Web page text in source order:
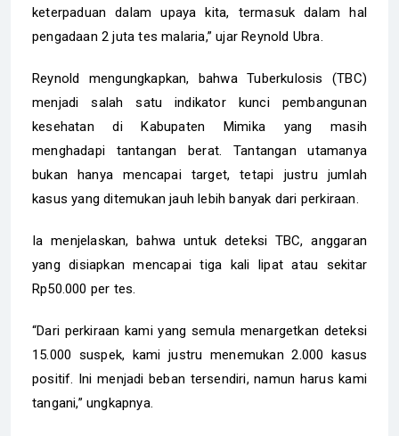
keterpaduan dalam upaya kita, termasuk dalam hal
pengadaan 2 juta tes malaria,” ujar Reynold Ubra.
Reynold mengungkapkan, bahwa Tuberkulosis (TBC)
menjadi salah satu indikator kunci pembangunan
kesehatan di Kabupaten Mimika yang masih
menghadapi tantangan berat. Tantangan utamanya
bukan hanya mencapai target, tetapi justru jumlah
kasus yang ditemukan jauh lebih banyak dari perkiraan.
Ia menjelaskan, bahwa untuk deteksi TBC, anggaran
yang disiapkan mencapai tiga kali lipat atau sekitar
Rp50.000 per tes.
“Dari perkiraan kami yang semula menargetkan deteksi
15.000 suspek, kami justru menemukan 2.000 kasus
positif. Ini menjadi beban tersendiri, namun harus kami
tangani,” ungkapnya.